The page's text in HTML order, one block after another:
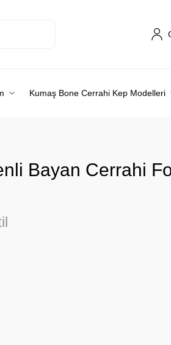
Kumaş Bone Cerrahi Kep Modelleri
Bayan Cerrahi